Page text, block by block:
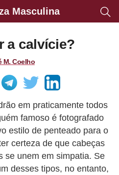
Masculina
a calvície?
M. Coelho
em praticamente todos
famoso é fotografado
estilo de penteado para o
certeza de que cabeças
se unem em simpatia. Se
desses tipos, no entanto,